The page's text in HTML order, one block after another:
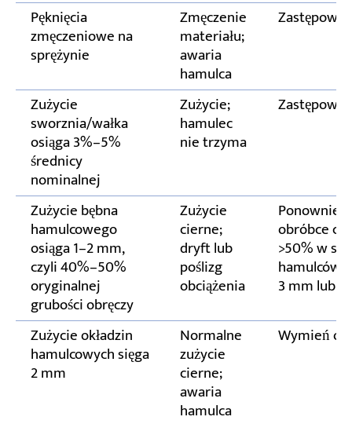
Pęknięcia
zmęczeniowe na
sprężynie
Zmęczenie
materiału;
awaria
hamulca
Zastępować
Zużycie
sworznia/wałka
osiąga 3%–5%
średnicy
nominalnej
Zużycie;
hamulec
nie trzyma
Zastępować
Zużycie bębna
hamulcowego
osiąga 1–2 mm,
czyli 40%–50%
oryginalnej
grubości obręczy
Zużycie
cierne;
dryft lub
poślizg
obciążenia
Ponownie
obróbce
>50% w
hamulców
3 mm lub
Zużycie okładzin
hamulcowych sięga
2 mm
Normalne
zużycie
cierne;
awaria
hamulca
Wymień